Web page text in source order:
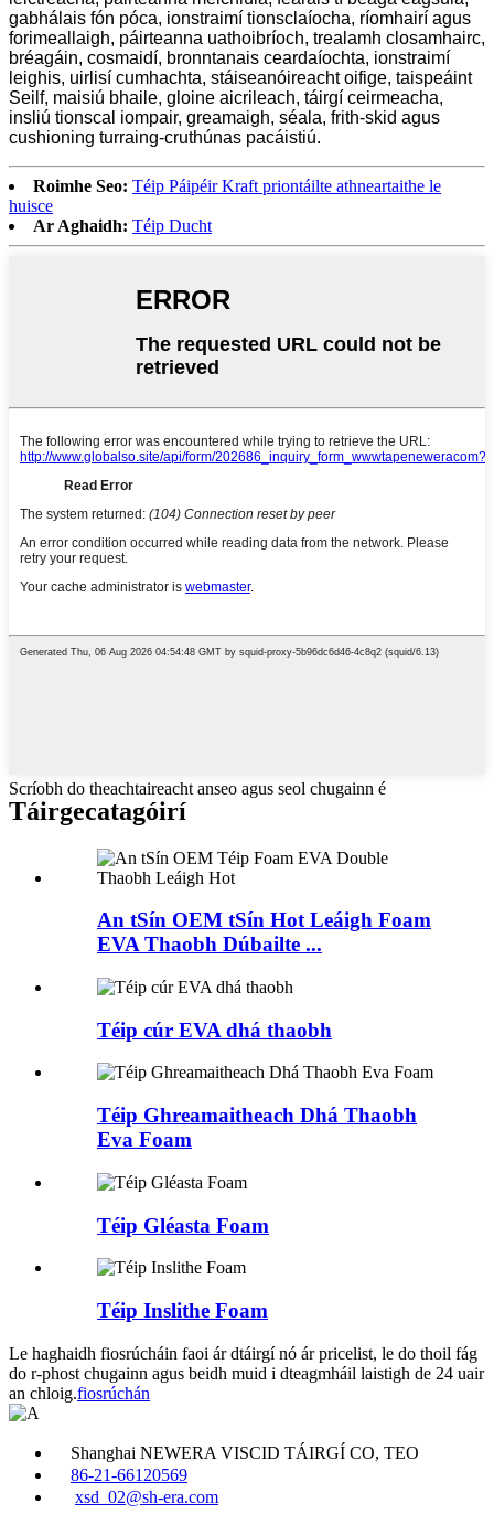
gabhálais fón póca, ionstraimí tionsclaíocha, ríomhairí agus
forimeallaigh, páirteanna uathoibríoch, trealamh closamhairc,
bréagáin, cosmaidí, bronntanais ceardaíochta, ionstraimí
leighis, uirlisí cumhachta, stáiseanóireacht oifige, taispeáint
Seilf, maisiú bhaile, gloine aicrileach, táirgí ceirmeacha,
insliú tionscal iompair, greamaigh, séala, frith-skid agus
cushioning turraing-cruthúnas pacáistiú.
Roimhe Seo: Téip Páipéir Kraft priontáilte athneartaithe le
huisce
Ar Aghaidh: Téip Ducht
Scríobh do theachtaireacht anseo agus seol chugainn é
Táirgecatagóirí
An tSín OEM tSín Hot Leáigh Foam
EVA Thaobh Dúbailte ...
Téip cúr EVA dhá thaobh
Téip Ghreamaitheach Dhá Thaobh
Eva Foam
Téip Gléasta Foam
Téip Inslithe Foam
Le haghaidh fiosrúcháin faoi ár dtáirgí nó ár pricelist, le do thoil fág
do r-phost chugainn agus beidh muid i dteagmháil laistigh de 24 uair
an chloig.fiosrúchán
Shanghai NEWERA VISCID TÁIRGÍ CO, TEO
86-21-66120569
xsd_02@sh-era.com